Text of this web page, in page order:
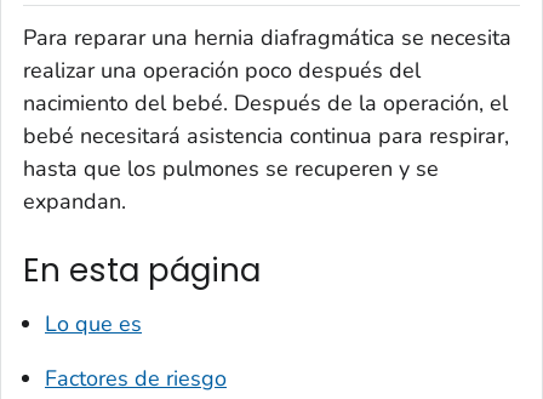
Para reparar una hernia diafragmática se necesita
realizar una operación poco después del
nacimiento del bebé. Después de la operación, el
bebé necesitará asistencia continua para respirar,
hasta que los pulmones se recuperen y se
expandan.
En esta página
Lo que es
Factores de riesgo